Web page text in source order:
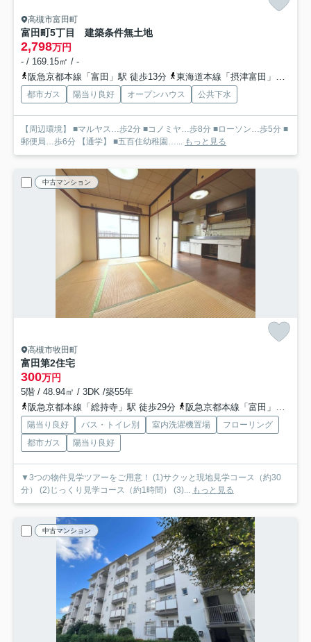
高槻市富田町
富田町5丁目 建築条件無土地
2,798万円
- / 169.15㎡ / -
阪急京都本線「富田」駅 徒歩13分
東海道本線「摂津富田」駅 徒歩16分
都市ガス 陽当り良好 オープンハウス 公共下水
【周辺環境】 ■マルヤス…歩2分 ■コノミヤ…歩8分 ■ローソン…歩5分 ■
郵便局…歩6分 【通学】 ■五百住幼稚園…... もっと見る
中古マンション
高槻市牧田町
富田第2住宅
300万円
5階 / 48.94㎡ / 3DK /築55年
阪急京都本線「総持寺」駅 徒歩29分
阪急京都本線「富田」駅 徒歩30分
陽当り良好 バス・トイレ別 室内洗濯機置場
フローリング
都市ガス
陽当り良好
▼3つの物件見学ツアーをご用意！ (1)サクッと現地見学コース（約30
分） (2)じっくり見学コース（約1時間） (3)... もっと見る
中古マンション